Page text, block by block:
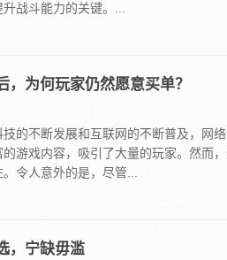
升战斗能力的关键。...
为何玩家仍然愿意买单？
技的不断发展和互联网的不断普及，网
的游戏内容，吸引了大量的玩家。然而
令人意外的是，尽管...
，宁缺毋滥